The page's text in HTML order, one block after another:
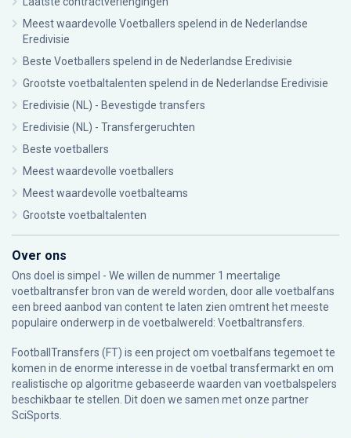
Meest waardevolle Voetballers spelend in de Nederlandse
Eredivisie
Beste Voetballers spelend in de Nederlandse Eredivisie
Grootste voetbaltalenten spelend in de Nederlandse Eredivisie
Eredivisie (NL) - Bevestigde transfers
Eredivisie (NL) - Transfergeruchten
Beste voetballers
Meest waardevolle voetballers
Meest waardevolle voetbalteams
Grootste voetbaltalenten
Over ons
Ons doel is simpel - We willen de nummer 1 meertalige
voetbaltransfer bron van de wereld worden, door alle voetbalfans
een breed aanbod van content te laten zien omtrent het meeste
populaire onderwerp in de voetbalwereld: Voetbaltransfers.
FootballTransfers (FT) is een project om voetbalfans tegemoet te
komen in de enorme interesse in de voetbal transfermarkt en om
realistische op algoritme gebaseerde waarden van voetbalspelers
beschikbaar te stellen. Dit doen we samen met onze partner
SciSports.